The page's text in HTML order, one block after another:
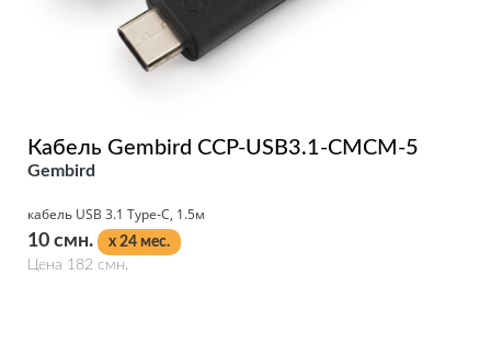
Кабель Gembird CCP-USB3.1-CMCM-5
Gembird
кабель USB 3.1 Type-C, 1.5м
10 смн.
x 24 мес.
Цена 182 смн.